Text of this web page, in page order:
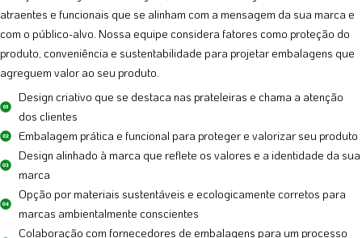
atraentes e funcionais que se alinham com a mensagem da sua marca e
com o público-alvo. Nossa equipe considera fatores como proteção do
produto, conveniência e sustentabilidade para projetar embalagens que
agreguem valor ao seu produto.
Design criativo que se destaca nas prateleiras e chama a atenção
dos clientes
Embalagem prática e funcional para proteger e valorizar seu produto
Design alinhado à marca que reflete os valores e a identidade da sua
marca
Opção por materiais sustentáveis e ecologicamente corretos para
marcas ambientalmente conscientes
Colaboração com fornecedores de embalagens para um processo